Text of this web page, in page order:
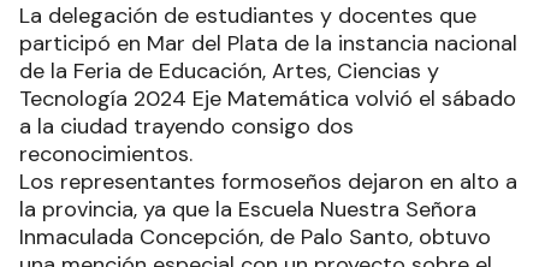
La delegación de estudiantes y docentes que
participó en Mar del Plata de la instancia nacional
de la Feria de Educación, Artes, Ciencias y
Tecnología 2024 Eje Matemática volvió el sábado
a la ciudad trayendo consigo dos
reconocimientos.
Los representantes formoseños dejaron en alto a
la provincia, ya que la Escuela Nuestra Señora
Inmaculada Concepción, de Palo Santo, obtuvo